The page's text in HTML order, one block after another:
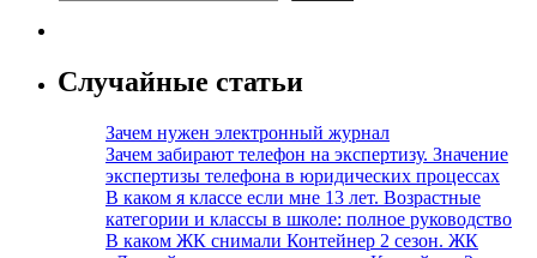
Случайные статьи
Зачем нужен электронный журнал
Зачем забирают телефон на экспертизу. Значение
экспертизы телефона в юридических процессах
В каком я классе если мне 13 лет. Возрастные
категории и классы в школе: полное руководство
В каком ЖК снимали Контейнер 2 сезон. ЖК